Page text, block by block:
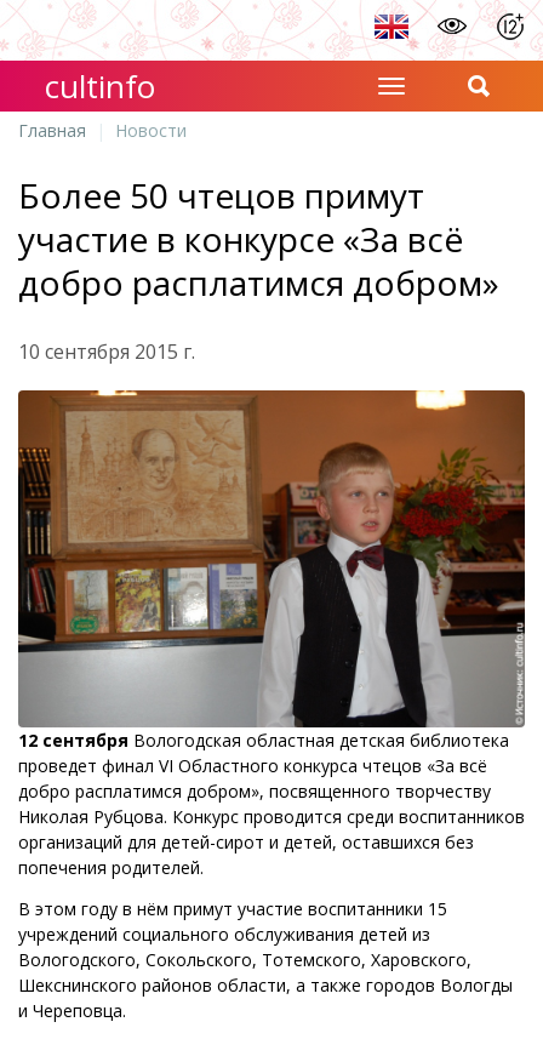
cultinfo
Главная Новости
Более 50 чтецов примут
участие в конкурсе «За всё
добро расплатимся добром»
10 сентября 2015 г.
12 сентября Вологодская областная детская библиотека
проведет финал VI Областного конкурса чтецов «За всё
добро расплатимся добром», посвященного творчеству
Николая Рубцова. Конкурс проводится среди воспитанников
организаций для детей-сирот и детей, оставшихся без
попечения родителей.
В этом году в нём примут участие воспитанники 15
учреждений социального обслуживания детей из
Вологодского, Сокольского, Тотемского, Харовского,
Шекснинского районов области, а также городов Вологды
и Череповца.